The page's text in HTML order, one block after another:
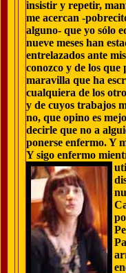
insistir y repetir,
me acercan -
alguno- que yo sólo
nueve meses han
entrelazados ante
conozco y de los
maravilla que ha
cualquiera de los
y de cuyos trabajos
no, que opino es
decirle que no a
ponerse enfermo. Y
Y sigo enfermo